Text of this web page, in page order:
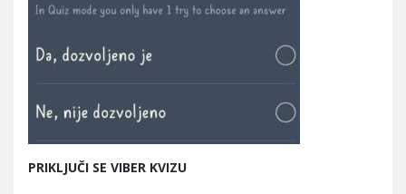
PRIKLJUČI SE VIBER KVIZU